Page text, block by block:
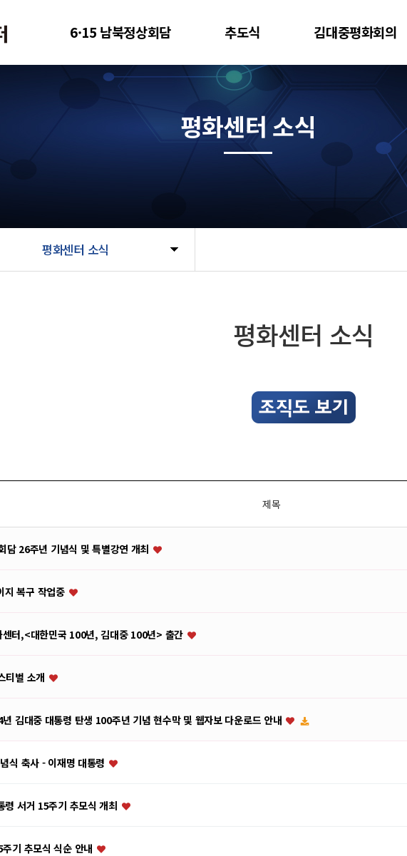
6·15 남북정상회담 추도식 김대중평화회의
평화센터 소식
평화센터 소식
평화센터 소식
제목
담 26주년 기념식 및 특별강연 개최
지 복구 작업중
터,<대한민국 100년, 김대중 100년> 출간
티벌 소개
김대중 대통령 탄생 100주년 기념 현수막 및 웹자보 다운로드 안내
식 축사 - 이재명 대통령
령 서거 15주기 추모식 개최
기 추모식 식순 안내